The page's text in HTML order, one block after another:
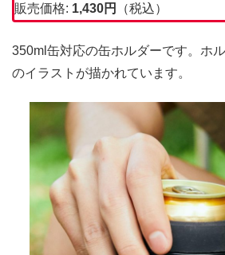
販売価格: 1,430円 （税込）
350ml缶対応の缶ホルダーです。ホ
のイラストが描かれています。